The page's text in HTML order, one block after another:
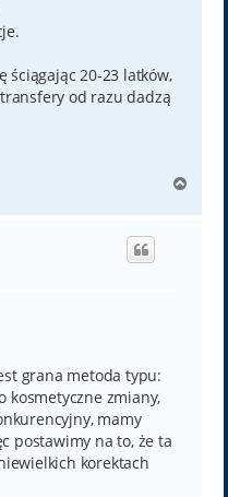
ściągając 20-23 latków,
od razu dadzą
g
grana metoda typu:
kosmetyczne zmiany,
mamy
postawimy na to, że ta
korektach